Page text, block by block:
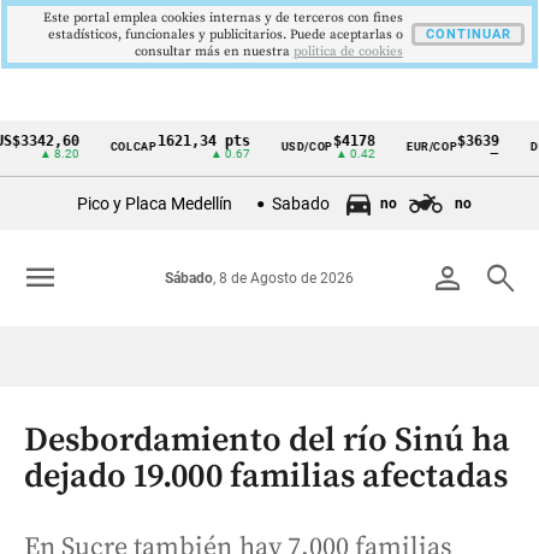
Cintillo
Colombia
COLCAP1621,34 pts USD/COP$4178
▲ 0.42
EUR/COP$3639
—
Pico y Placa Medellín Sabado no no
person search
Sábado, 8 de Agosto de 2026
menu
Desbordamiento del río Sinú ha
dejado 19.000 familias afectadas
En Sucre también hay 7.000 familias
Este portal emplea cookies internas y de terceros con fines
estadísticos, funcionales y publicitarios. Puede aceptarlas o
consultar más en nuestra politica de cookies
CONTINUAR